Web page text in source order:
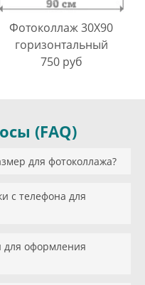
Фотоколлаж 30X90
горизонтальный
750 руб
(FAQ)
для фотоколлажа?
с телефона для
для оформления